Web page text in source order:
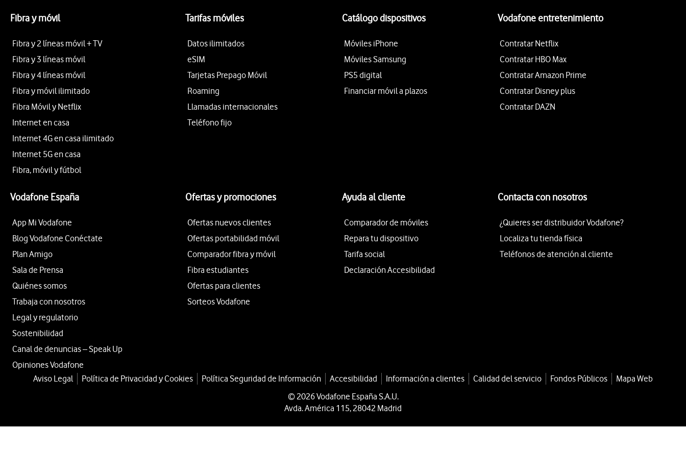
Fibra y móvil
Fibra y 2 líneas móvil + TV
Fibra y 3 líneas móvil
Fibra y 4 líneas móvil
Fibra y móvil ilimitado
Fibra Móvil y Netflix
Internet en casa
Internet 4G en casa ilimitado
Internet 5G en casa
Fibra, móvil y fútbol
Tarifas móviles
Datos ilimitados
eSIM
Tarjetas Prepago Móvil
Roaming
Llamadas internacionales
Teléfono fijo
Catálogo dispositivos
Móviles iPhone
Móviles Samsung
PS5 digital
Financiar móvil a plazos
Vodafone entretenimiento
Contratar Netflix
Contratar HBO Max
Contratar Amazon Prime
Contratar Disney plus
Contratar DAZN
Vodafone España
App Mi Vodafone
Blog Vodafone Conéctate
Plan Amigo
Sala de Prensa
Quiénes somos
Trabaja con nosotros
Legal y regulatorio
Sostenibilidad
Canal de denuncias – Speak Up
Opiniones Vodafone
Ofertas y promociones
Ofertas nuevos clientes
Ofertas portabilidad móvil
Comparador fibra y móvil
Fibra estudiantes
Ofertas para clientes
Sorteos Vodafone
Ayuda al cliente
Comparador de móviles
Repara tu dispositivo
Tarifa social
Declaración Accesibilidad
Contacta con nosotros
¿Quieres ser distribuidor Vodafone?
Localiza tu tienda física
Teléfonos de atención al cliente
Aviso Legal Política de Privacidad y Cookies Política Seguridad de Información Accesibilidad Información a clientes Calidad del servicio Fondos Públicos
Mapa Web
© 2026 Vodafone España S.A.U.
Avda. América 115, 28042 Madrid